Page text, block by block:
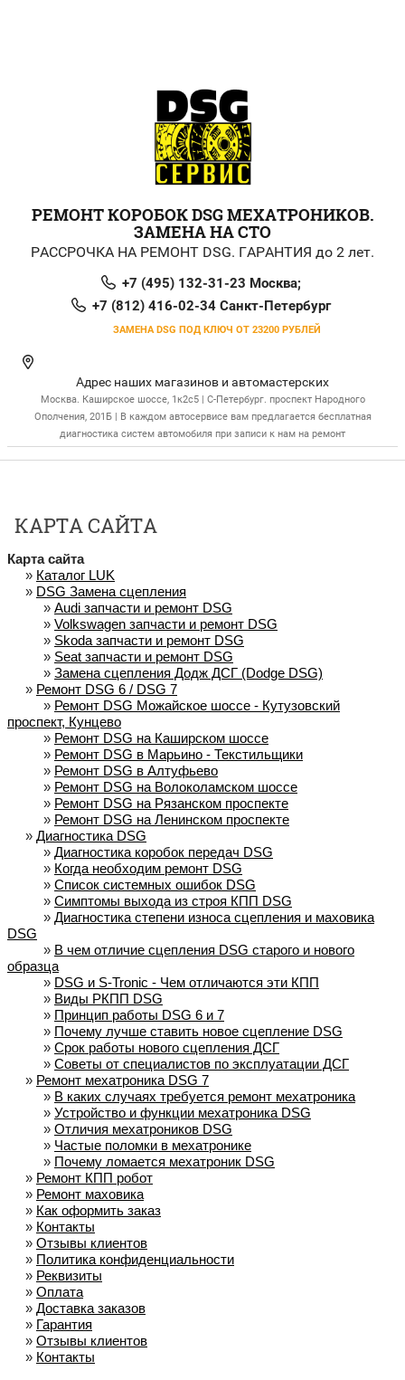
РЕМОНТ КОРОБОК DSG МЕХАТРОНИКОВ.
ЗАМЕНА НА СТО
РАССРОЧКА НА РЕМОНТ DSG. ГАРАНТИЯ до 2 лет.
+7 (495) 132-31-23 Москва;
+7 (812) 416-02-34 Санкт-Петербург
ЗАМЕНА DSG ПОД КЛЮЧ ОТ 23200 РУБЛЕЙ
Адрес наших магазинов и автомастерских
Москва. Каширское шоссе, 1к2с5 | С-Петербург. проспект Народного
Ополчения, 201Б | В каждом автосервисе вам предлагается бесплатная
диагностика систем автомобиля при записи к нам на ремонт
КАРТА САЙТА
Карта сайта
» Каталог LUK
» DSG Замена сцепления
» Audi запчасти и ремонт DSG
» Volkswagen запчасти и ремонт DSG
» Skoda запчасти и ремонт DSG
» Seat запчасти и ремонт DSG
» Замена сцепления Додж ДСГ (Dodge DSG)
» Ремонт DSG 6 / DSG 7
» Ремонт DSG Можайское шоссе - Кутузовский
проспект, Кунцево
» Ремонт DSG на Каширском шоссе
» Ремонт DSG в Марьино - Текстильщики
» Ремонт DSG в Алтуфьево
» Ремонт DSG на Волоколамском шоссе
» Ремонт DSG на Рязанском проспекте
» Ремонт DSG на Ленинском проспекте
» Диагностика DSG
» Диагностика коробок передач DSG
» Когда необходим ремонт DSG
» Список системных ошибок DSG
» Симптомы выхода из строя КПП DSG
» Диагностика степени износа сцепления и маховика
DSG
» В чем отличие сцепления DSG старого и нового
образца
» DSG и S-Tronic - Чем отличаются эти КПП
» Виды РКПП DSG
» Принцип работы DSG 6 и 7
» Почему лучше ставить новое сцепление DSG
» Срок работы нового сцепления ДСГ
» Советы от специалистов по эксплуатации ДСГ
» Ремонт мехатроника DSG 7
» В каких случаях требуется ремонт мехатроника
» Устройство и функции мехатроника DSG
» Отличия мехатроников DSG
» Частые поломки в мехатронике
» Почему ломается мехатроник DSG
» Ремонт КПП робот
» Ремонт маховика
» Как оформить заказ
» Контакты
» Отзывы клиентов
» Политика конфиденциальности
» Реквизиты
» Оплата
» Доставка заказов
» Гарантия
» Отзывы клиентов
» Контакты